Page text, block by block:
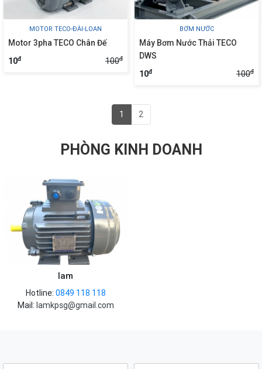
MOTOR TECO-ĐÀI-LOAN
Motor 3pha TECO Chân Đế
10đ 100đ
BƠM NƯỚC
Máy Bơm Nước Thải TECO
DWS
10đ 100đ
1 2
PHÒNG KINH DOANH
lam
Hotline: 0849 118 118
Mail: lamkpsg@gmail.com